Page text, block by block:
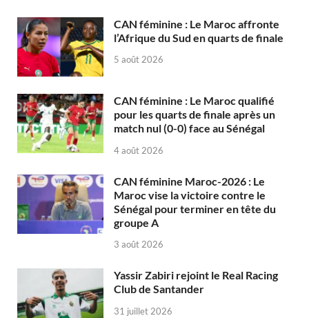
CAN féminine : Le Maroc affronte
l’Afrique du Sud en quarts de finale
5 août 2026
CAN féminine : Le Maroc qualifié
pour les quarts de finale après un
match nul (0-0) face au Sénégal
4 août 2026
CAN féminine Maroc-2026 : Le
Maroc vise la victoire contre le
Sénégal pour terminer en tête du
groupe A
3 août 2026
Yassir Zabiri rejoint le Real Racing
Club de Santander
31 juillet 2026